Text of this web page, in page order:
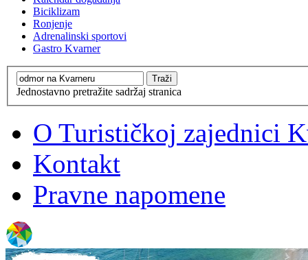
Biciklizam
Ronjenje
Adrenalinski sportovi
Gastro Kvarner
Jednostavno pretražite sadržaj stranica
O Turističkoj zajednici
Kontakt
Pravne napomene